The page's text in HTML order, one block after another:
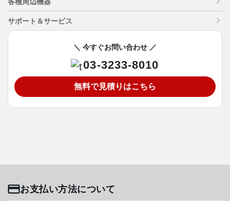
サポート＆サービス
＼ 今すぐお問い合わせ ／
03-3233-8010
無料で見積りはこちら
お支払い方法について